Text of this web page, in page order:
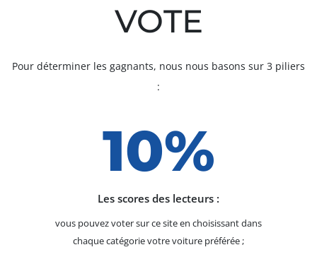
VOTE
Pour déterminer les gagnants, nous nous basons sur 3 piliers
:
10%
Les scores des lecteurs :
vous pouvez voter sur ce site en choisissant dans
chaque catégorie votre voiture préférée ;